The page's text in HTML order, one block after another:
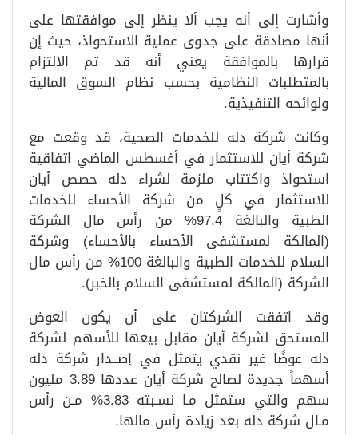
وأشارت إلى أنه يجب ألا ينظر إلى موافقتها على
أنها مصادقة على جدوى عملية الاستحواذ، حيث إن
قرارها بالموافقة يعني أنه قد تم الالتزام
بالمتطلبات النظامية بحسب نظام السوق المالية
ولوائحه التنفيذية.​
وكانت شركة دله للخدمات الصحية، قد وقعت مع
شركة أيان للاستثمار في أغسطس الماضي اتفاقية
استحواذ واكتتاب ملزمة لشراء دله حصص أيان
للاستثمار في كلٍ من شركة الأحساء للخدمات
الطبية والبالغة 97.4% من رأس مال الشركة
(المالكة لمستشفى الأحساء بالأحساء) وشركة
السلام للخدمات الطبية والبالغة 100% من رأس مال
الشركة (المالكة لمستشفى السلام بالخبر).
وقد اتفقت الشركتان على أن يكون العوض
المستحق لشركة أيان مقابل بيعها للأسهم لشركة
دله عوضًا غير نقدي يتمثل في إصــدار شركة دله
أسهماً جديدة لصالح شركة أيان عددها 3.89 مليون
سهم والتي ستمثل مـا نسـبته 3.83% مـن رأس
مـال شركة دله بعد زيادة رأس مالها.